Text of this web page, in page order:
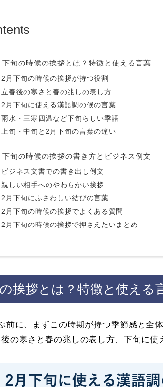
下旬の時候の挨拶とは？特徴と使える言葉
2月下旬の時候の挨拶が持つ役割
立春後の寒さと春の兆しの表し方
2月下旬に使える漢語調の候の言葉
雨水・三寒四温など下旬らしい季語
上旬・中旬と2月下旬の言葉の違い
下旬の時候の挨拶の書き方とビジネス例文
ビジネス文書での書き出し例文
親しい相手へのやわらかい挨拶
2月下旬にふさわしい結びの言葉
2月下旬の時候の挨拶でよくある質問
2月下旬の時候の挨拶で押さえたいまとめ
挨拶とは？特徴と使える
前に、まずこの時期が持つ季節感と全
の寒さと春の兆しの表し方、下旬に使